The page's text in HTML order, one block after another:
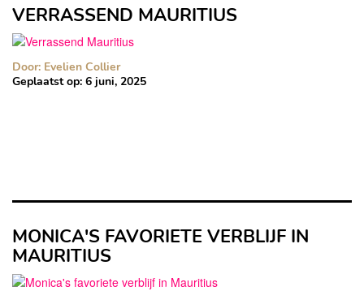
VERRASSEND MAURITIUS
Door: Evelien Collier
Geplaatst op: 6 juni, 2025
MONICA'S FAVORIETE VERBLIJF IN
MAURITIUS